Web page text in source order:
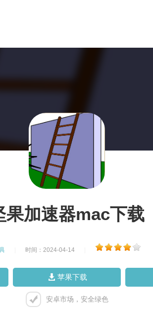
果加速器mac下载
时间：2024-04-14
苹果下载
安卓市场，安全绿色